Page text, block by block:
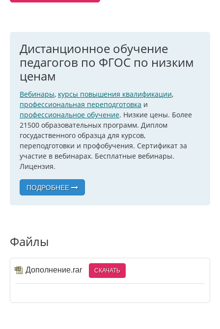
Дистанционное обучение
педагогов по ФГОС по низким
ценам
Вебинары, курсы повышения квалификации,
профессиональная переподготовка и
профессиональное обучение. Низкие цены. Более
21500 образовательных программ. Диплом
госудаственного образца для курсов,
переподготовки и профобучения. Сертификат за
участие в вебинарах. Бесплатные вебинары.
Лицензия.
ПОДРОБНЕЕ
Файлы
Дополнение.rar СКАЧАТЬ